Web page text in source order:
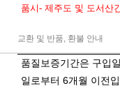
품시- 제주도 및 도서산
교환 및 반품, 환불 안내
품질보증기간은 구입
일로부터 6개월 이전